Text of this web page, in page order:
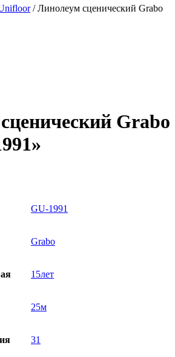
/Линолеум сценический Grabo
Grabo
GU-1991
Grabo
15лет
25м
31